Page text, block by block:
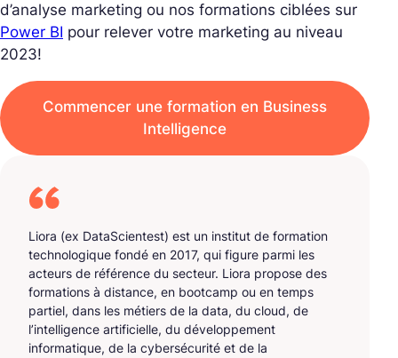
d’analyse marketing ou nos formations ciblées sur
Power BI pour relever votre marketing au niveau
2023!
Commencer une formation en Business
Intelligence
Liora (ex DataScientest) est un institut de formation
technologique fondé en 2017, qui figure parmi les
acteurs de référence du secteur. Liora propose des
formations à distance, en bootcamp ou en temps
partiel, dans les métiers de la data, du cloud, de
l’intelligence artificielle, du développement
informatique, de la cybersécurité et de la